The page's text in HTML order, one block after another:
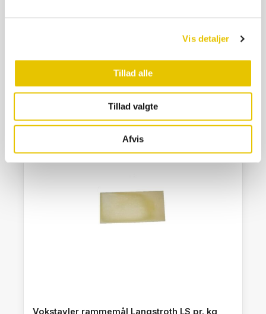
Vis detaljer
Tillad alle
Tillad valgte
Afvis
SE DETALJER
Vokstavler rammemål Langstroth LS pr. kg